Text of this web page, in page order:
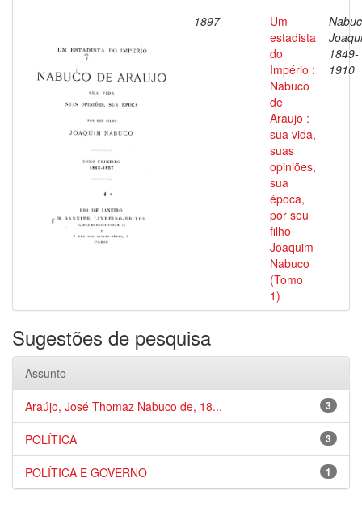
1897
Um
estadista
do
Império :
Nabuco
de
Araujo :
sua vida,
suas
opiniões,
sua
época,
por seu
filho
Joaquim
Nabuco
(Tomo
1)
1849-
1910
Sugestões de pesquisa
Assunto
3
Araújo, José Thomaz Nabuco de, 18...
3
POLÍTICA
1
POLÍTICA E GOVERNO